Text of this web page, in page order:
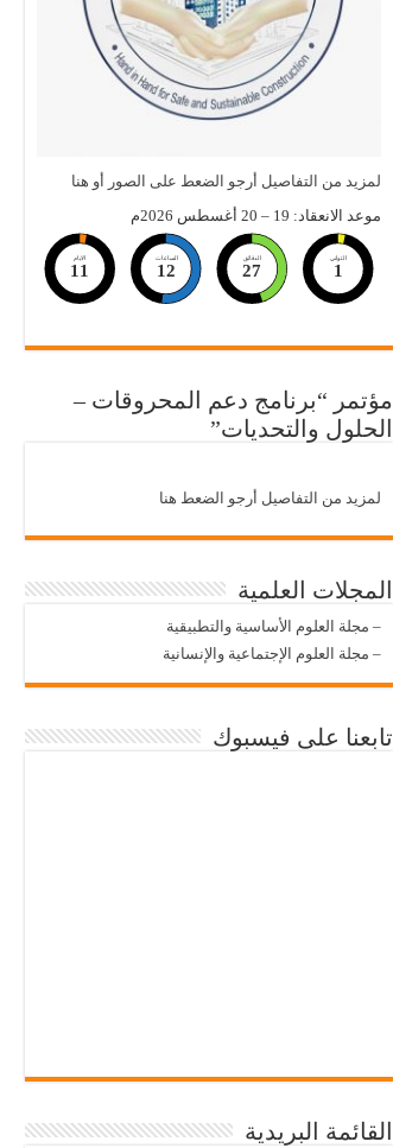
لمزيد من التفاصيل أرجو الضعط على الصور أو هنا
موعد الانعقاد: 19 – 20 أغسطس 2026م
الايام
11
الساعات
12
الدقائق
27
الثواني
1
مؤتمر “برنامج دعم المحروقات –
الحلول والتحديات”
لمزيد من التفاصيل أرجو الضعط هنا
المجلات العلمية
– مجلة العلوم الأساسية والتطبيقية
– مجلة العلوم الإجتماعية والإنسانية
تابعنا على فيسبوك
القائمة البريدية